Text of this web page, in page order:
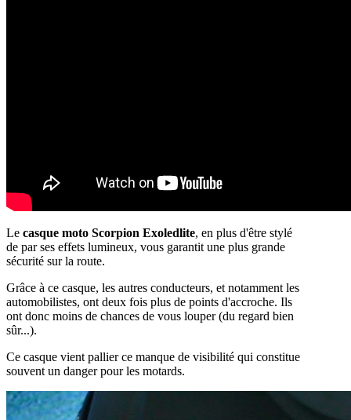
Le casque moto Scorpion Exoledlite, en plus d'être stylé
de par ses effets lumineux, vous garantit une plus grande
sécurité sur la route.
Grâce à ce casque, les autres conducteurs, et notamment les
automobilistes, ont deux fois plus de points d'accroche. Ils
ont donc moins de chances de vous louper (du regard bien
sûr...).
Ce casque vient pallier ce manque de visibilité qui constitue
souvent un danger pour les motards.